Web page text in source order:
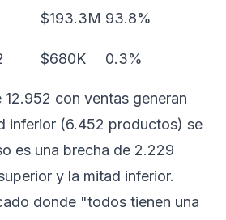
$193.3M 93.8%
$680K 0.3%
12.952 con ventas generan
inferior (6.452 productos) se
es una brecha de 2.229
y la mitad inferior.
donde "todos tienen una